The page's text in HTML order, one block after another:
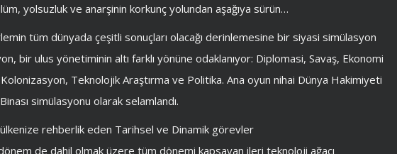
yolsuzluk ve anarşinin korkunç yolundan aşağıya sürün…
tüm dünyada çeşitli sonuçları olacağı derinlemesine bir siyasi simülasyon
bir ulus yönetiminin altı farklı yönüne odaklanıyor: Diplomasi, Savaş, Ekonomi
Teknolojik Araştırma ve Politika. Ana oyun nihai Dünya Hakimiyeti
simülasyonu olarak selamlandı.
rehberlik eden Tarihsel ve Dinamik görevler
de dahil olmak üzere tüm dönemi kapsayan ileri teknoloji ağacı